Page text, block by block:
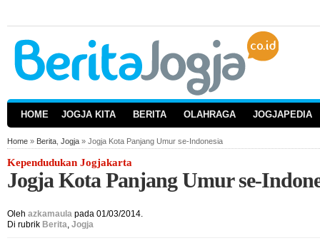
HOME JOGJA KITA BERITA OLAHRAGA JOGJAPEDIA
Home » Berita Jogja » Jogja Kota Panjang Umur se-Indonesia
Kependudukan Jogjakarta
Jogja Kota Panjang Umur se-
Oleh azkamaula pada 01/03/2014.
Di rubrik Berita, Jogja